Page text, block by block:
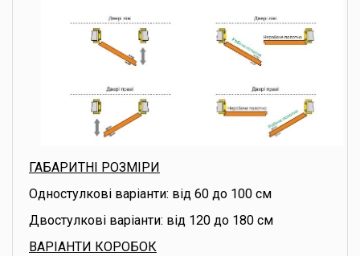
ГАБАРИТНІ РОЗМІРИ
Одностулкові варіанти: від 60 до 100 см
Двостулкові варіанти: від 120 до 180 см
ВАРІАНТИ КОРОБОК